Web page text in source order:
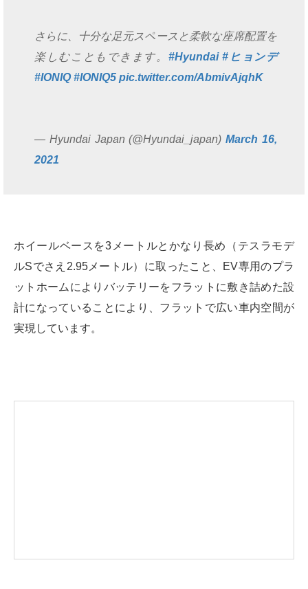
さらに、十分な足元スペースと柔軟な座席配置を
楽しむこともできます。 #Hyundai #ヒョンデ
#IONIQ #IONIQ5 pic.twitter.com/AbmivAjqhK
— Hyundai Japan (@Hyundai_japan)March 16,
2021
ホイールベースを3メートルとかなり長め（テスラモデ
ルSでさえ2.95メートル）に取ったこと、EV専用のプラ
ットホームによりバッテリーをフラットに敷き詰めた設
計になっていることにより、フラットで広い車内空間が
実現しています。